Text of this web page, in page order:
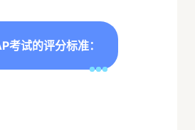
考试的评分标准：